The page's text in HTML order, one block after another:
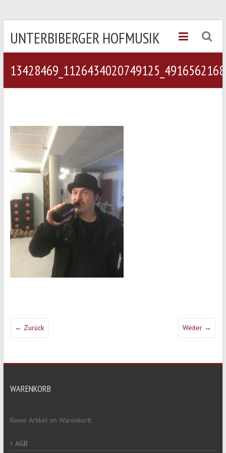
UNTERBIBERGER HOFMUSIK
← Zurück Weiter →
WARENKORB
Keine Artikel im Warenkorb
AGB